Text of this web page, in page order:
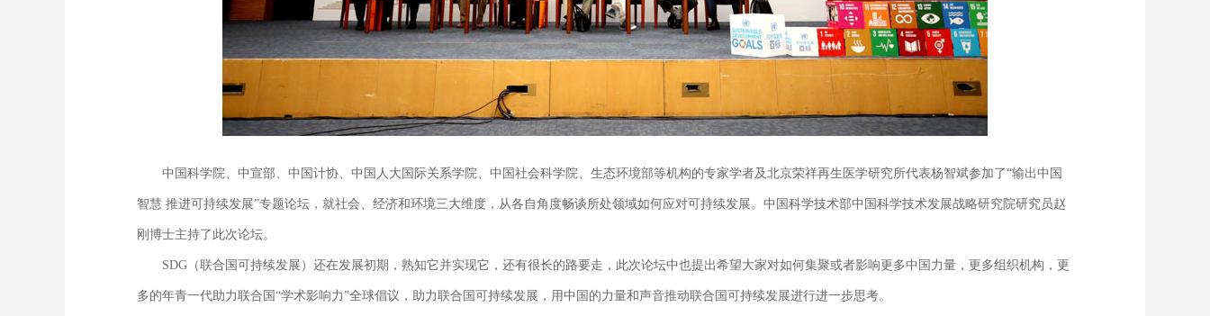
中国科学院、中宣部、中国计协、中国人大国际关系学院、中国社会科学院、生态环境部等机构的专家学者及北京荣祥再生医学研究所代表杨智斌参加了“输出中国
智慧 推进可持续发展”专题论坛，就社会、经济和环境三大维度，从各自角度畅谈所处领域如何应对可持续发展。中国科学技术部中国科学技术发展战略研究院研究员赵
刚博士主持了此次论坛。
SDG（联合国可持续发展）还在发展初期，熟知它并实现它，还有很长的路要走，此次论坛中也提出希望大家对如何集聚或者影响更多中国力量，更多组织机构，更
多的年青一代助力联合国“学术影响力”全球倡议，助力联合国可持续发展，用中国的力量和声音推动联合国可持续发展进行进一步思考。